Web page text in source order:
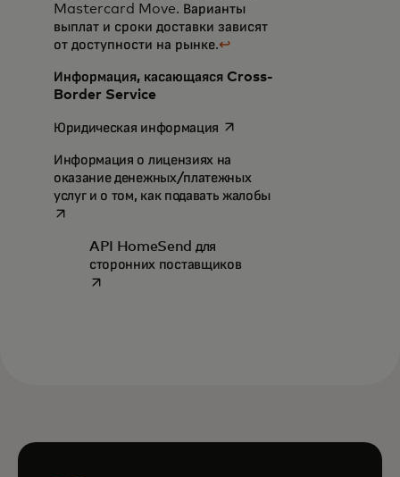
Mastercard Move. Варианты
выплат и сроки доставки зависят
от доступности на рынке.↩
Информация, касающаяся Cross-
Border Service
Юридическая информацияopens in a new tab
Информация о лицензиях на
оказание денежных/платежных
услуг и о том, как подавать жалобыopens in a new tab
API HomeSend для
сторонних поставщиковopens in a new tab